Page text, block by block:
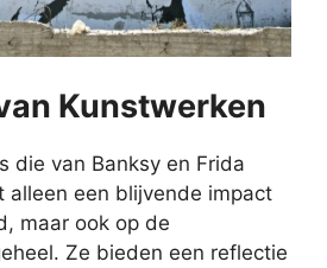
Kunstwerken
die van Banksy en Frida
alleen een blijvende impact
maar ook op de
Ze bieden een reflectie